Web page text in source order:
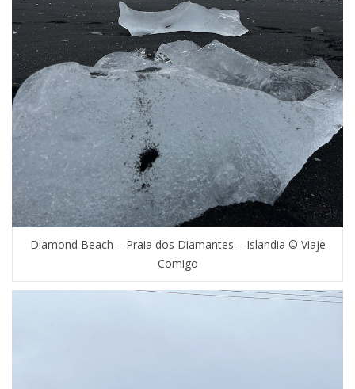
Diamond Beach – Praia dos Diamantes – Islandia © Viaje
Comigo